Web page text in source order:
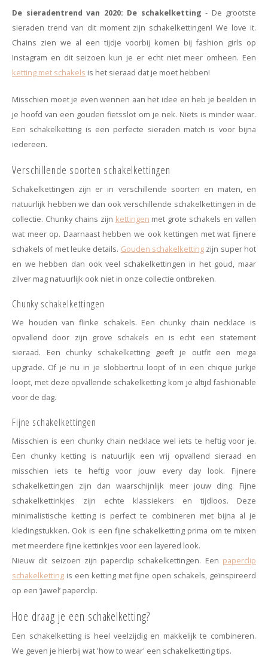
Minimalistische oorbellen
Oorbellen sets
Statement oorbellen
Strass oorbellen
Suspender oorbellen
Selected by influencers
Pearls
Let's party
Moon & Stars
Minimalism
Sieradentrends 2025
De sieradentrend van 2020: De schakelketting - De grootste
sieraden trend van dit moment zijn schakelkettingen! We love it.
Chains zien we al een tijdje voorbij komen bij fashion girls op
Instagram en dit seizoen kun je er echt niet meer omheen. Een
ketting met schakels is het sieraad dat je moet hebben!
Misschien moet je even wennen aan het idee en heb je beelden in
je hoofd van een gouden fietsslot om je nek. Niets is minder waar.
Een schakelketting is een perfecte sieraden match is voor bijna
iedereen.
Verschillende soorten schakelkettingen
Schakelkettingen zijn er in verschillende soorten en maten, en
natuurlijk hebben we dan ook verschillende schakelkettingen in de
collectie. Chunky chains zijn kettingen met grote schakels en vallen
wat meer op. Daarnaast hebben we ook kettingen met wat fijnere
schakels of met leuke details. Gouden schakelketting zijn super hot
en we hebben dan ook veel schakelkettingen in het goud, maar
zilver mag natuurlijk ook niet in onze collectie ontbreken.
Chunky schakelkettingen
We houden van flinke schakels. Een chunky chain necklace is
opvallend door zijn grove schakels en is echt een statement
sieraad. Een chunky schakelketting geeft je outfit een mega
upgrade. Of je nu in je slobbertrui loopt of in een chique jurkje
loopt, met deze opvallende schakelketting kom je altijd fashionable
voor de dag.
Fijne schakelkettingen
Misschien is een chunky chain necklace wel iets te heftig voor je.
Een chunky ketting is natuurlijk een vrij opvallend sieraad en
misschien iets te heftig voor jouw every day look. Fijnere
schakelkettingen zijn dan waarschijnlijk meer jouw ding. Fijne
schakelkettinkjes zijn echte klassiekers en tijdloos. Deze
minimalistische ketting is perfect te combineren met bijna al je
kledingstukken. Ook is een fijne schakelketting prima om te mixen
met meerdere fijne kettinkjes voor een layered look.
Nieuw dit seizoen zijn paperclip schakelkettingen. Een paperclip
schakelketting is een ketting met fijne open schakels, geïnspireerd
op een ‘jawel’ paperclip.
Hoe draag je een schakelketting?
Een schakelketting is heel veelzijdig en makkelijk te combineren.
We geven je hierbij wat 'how to wear' een schakelketting tips.